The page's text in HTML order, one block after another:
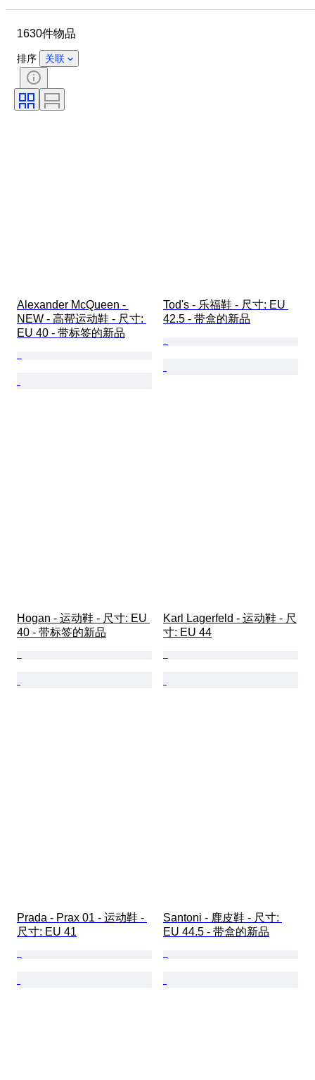
签名
带配件
1630件物品
排序 关联
Alexander McQueen -
NEW - 高帮运动鞋 - 尺寸:
EU 40 - 带标签的新品
Tod's - 乐福鞋 - 尺寸: EU
42.5 - 带盒的新品
Hogan - 运动鞋 - 尺寸: EU
40 - 带标签的新品
Karl Lagerfeld - 运动鞋 - 尺
寸: EU 44
Prada - Prax 01 - 运动鞋 -
尺寸: EU 41
Santoni - 鹿皮鞋 - 尺寸:
EU 44.5 - 带盒的新品